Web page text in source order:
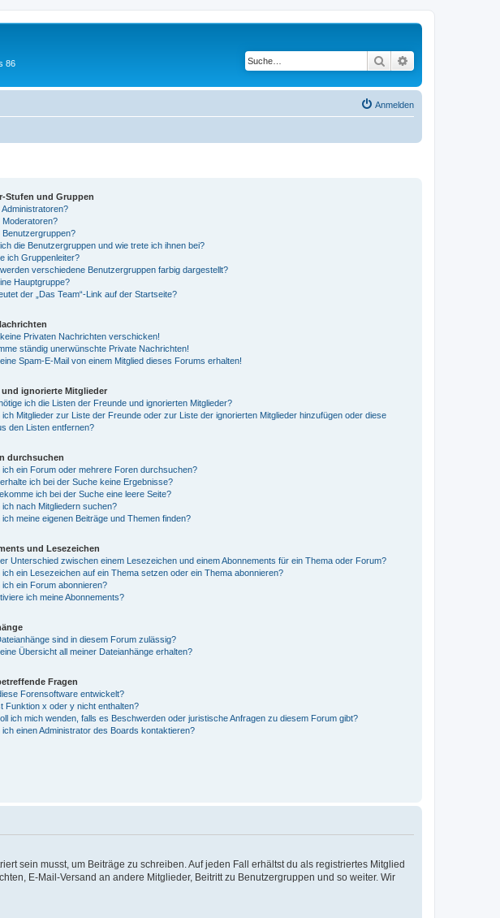
86 Suche
Anmelden
Stufen und Gruppen
Administratoren?
Moderatoren?
Benutzergruppen?
die Benutzergruppen und wie trete ich ihnen bei?
ich Gruppenleiter?
verschiedene Benutzergruppen farbig dargestellt?
Hauptgruppe?
der „Das Team“-Link auf der Startseite?
Privaten Nachrichten verschicken!
ständig unerwünschte Private Nachrichten!
Spam-E-Mail von einem Mitglied dieses Forums erhalten!
und ignorierte Mitglieder
ich die Listen der Freunde und ignorierten Mitglieder?
ich Mitglieder zur Liste der Freunde oder zur Liste der ignorierten Mitglieder hinzufügen oder diese
den Listen entfernen?
durchsuchen
ich ein Forum oder mehrere Foren durchsuchen?
ich bei der Suche keine Ergebnisse?
ich bei der Suche eine leere Seite?
ich nach Mitgliedern suchen?
ich meine eigenen Beiträge und Themen finden?
und Lesezeichen
Unterschied zwischen einem Lesezeichen und einem Abonnements für ein Thema oder Forum?
ich ein Lesezeichen auf ein Thema setzen oder ein Thema abonnieren?
ich ein Forum abonnieren?
ich meine Abonnements?
sind in diesem Forum zulässig?
Übersicht all meiner Dateianhänge erhalten?
Fragen
Forensoftware entwickelt?
Funktion x oder y nicht enthalten?
ich mich wenden, falls es Beschwerden oder juristische Anfragen zu diesem Forum gibt?
ich einen Administrator des Boards kontaktieren?
sein musst, um Beiträge zu schreiben. Auf jeden Fall erhältst du als registriertes Mitglied
E-Mail-Versand an andere Mitglieder, Beitritt zu Benutzergruppen und so weiter. Wir